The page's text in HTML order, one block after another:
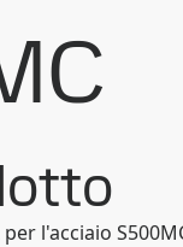
l'acciaio